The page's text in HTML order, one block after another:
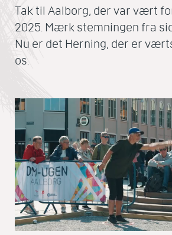
Tak til Aalborg, der var vært
2025. Mærk stemningen fra
Nu er det Herning, der er
os.